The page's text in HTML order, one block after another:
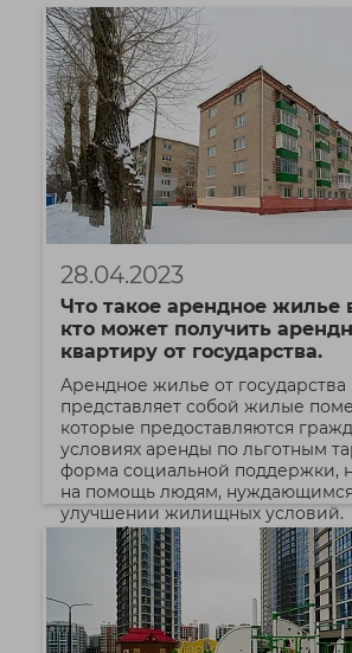
28.04.2023
Что такое арендное жилье
кто может получить
квартиру от государства.
Арендное жилье от
представляет собой жилые
которые предоставляются
условиях аренды по льготным
форма социальной поддержки,
на помощь людям,
улучшении жилищных условий.
Подробнее